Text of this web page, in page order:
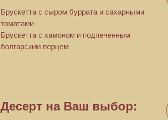
Брускетта с сыром буррата и сахарными
томатами
Брускетта с хамоном и подпеченным
болгарским перцем
Десерт на Ваш выбор: